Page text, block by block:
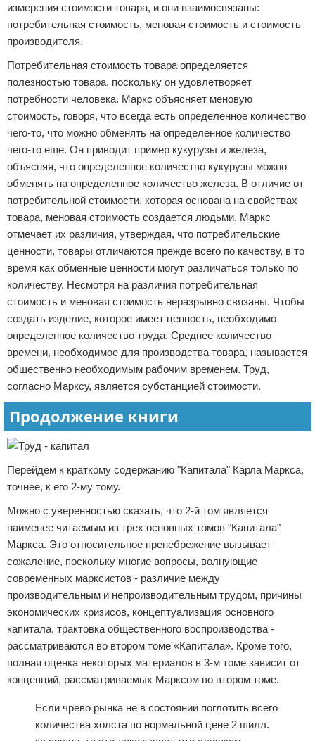
измерения стоимости товара, и они взаимосвязаны:
потребительная стоимость, меновая стоимость и стоимость
производителя.
Потребительная стоимость товара определяется
полезностью товара, поскольку он удовлетворяет
потребности человека. Маркс объясняет меновую
стоимость, говоря, что всегда есть определенное количество
чего-то, что можно обменять на определенное количество
чего-то еще. Он приводит пример кукурузы и железа,
объясняя, что определенное количество кукурузы можно
обменять на определенное количество железа. В отличие от
потребительной стоимости, которая основана на свойствах
товара, меновая стоимость создается людьми. Маркс
отмечает их различия, утверждая, что потребительские
ценности, товары отличаются прежде всего по качеству, в то
время как обменные ценности могут различаться только по
количеству. Несмотря на различия потребительная
стоимость и меновая стоимость неразрывно связаны. Чтобы
создать изделие, которое имеет ценность, необходимо
определенное количество труда. Среднее количество
времени, необходимое для производства товара, называется
общественно необходимым рабочим временем. Труд,
согласно Марксу, является субстанцией стоимости.
Продолжение книги
Перейдем к краткому содержанию "Капитала" Карла Маркса,
точнее, к его 2-му тому.
Можно с уверенностью сказать, что 2-й том является
наименее читаемым из трех основных томов "Капитала"
Маркса. Это относительное пренебрежение вызывает
сожаление, поскольку многие вопросы, волнующие
современных марксистов - различие между
производительным и непроизводительным трудом, причины
экономических кризисов, концептуализация основного
капитала, трактовка общественного воспроизводства -
рассматриваются во втором томе «Капитала». Кроме того,
полная оценка некоторых материалов в 3-м томе зависит от
концепций, рассматриваемых Марксом во втором томе.
Если чрево рынка не в состоянии поглотить всего
количества холста по нормальной цене 2 шилл.